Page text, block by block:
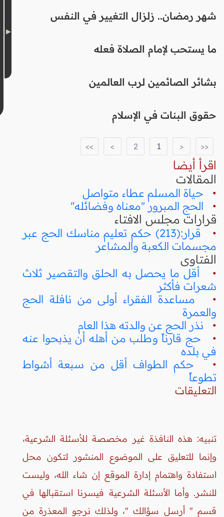
شهر رمضان.. زلزال التغيير في النفس
ما يستحب لإمام الصلاة فعله
بشائر الصائمين لرب العالمين
حقوق البنات في الإسلام
<<
<
1
2
>
>>
اقرأ أيضا
المقالات
• حياة المسلم عطاء متواصل
• الحج المبرور "معناه وفضائله"
قرارات مجلس الافتاء
•
قرار:(213) حكم تعليم مناسك الحج عبر
مجسمات الكعبة والمشاعر
الفتاوى
• أقل ما يحصل به الحلق والتقصير ثلاث
شعرات فأكثر
• مساعدة الفقراء أولى من نافلة الحج
والعمرة
• نذر الحج عن والدته هذا العام
• حج قارناً وطلب من أهله أن يذبحوا عنه
في بلده
• حكم الطواف أقل من سبعة أشواط
تطوعاً
التعليقات
تنبيه: هذه النافذة غير مخصصة للأسئلة الشرعية،
وإنما للتعليق على الموضوع المنشور لتكون محل
استفادة واهتمام إدارة الموقع إن شاء الله، وليست
للنشر. وأما الأسئلة الشرعية فيسرنا استقبالها في
قسم " أرسل سؤالك "، ولذلك نرجو المعذرة من